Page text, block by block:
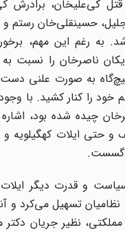
کی‌علیخان، برادرش
حسینقلی‌خان رستم و
به رغم این مهم،‌
ناصرخان را نسبت
به صورت علنی
را کنار کشید. با
چیده شده بود،‌ اشاره
و حتی ایلات کهگیلویه و
و قدرت دیگر ایلات
نظامیان تسهیل می‌کرد و
نظیر جریان دکتر